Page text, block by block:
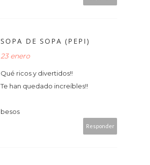
SOPA DE SOPA (PEPI)
23 enero
Qué ricos y divertidos!!
Te han quedado increíbles!!
besos
Responder